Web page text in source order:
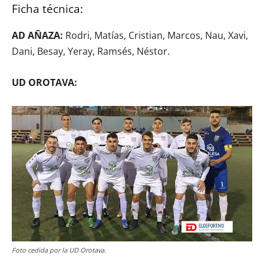
Ficha técnica:
AD AÑAZA: Rodri, Matías, Cristian, Marcos, Nau, Xavi,
Dani, Besay, Yeray, Ramsés, Néstor.
UD OROTAVA:
Foto cedida por la UD Orotava.